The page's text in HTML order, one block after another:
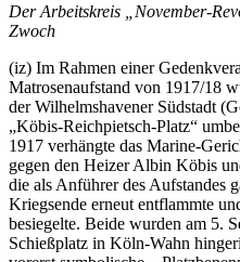
Der Arbeitskreis „November-
Zwoch
(iz) Im Rahmen einer
Matrosenaufstand von 1917/18
der Wilhelmshavener Südstadt
„Köbis-Reichpietsch-Platz“
1917 verhängte das Marine-
gegen den Heizer Albin Köbis
die als Anführer des Aufstandes
Kriegsende erneut entflammte
besiegelte. Beide wurden am 5.
Schießplatz in Köln-Wahn